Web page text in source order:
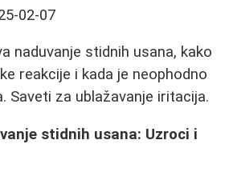
02-07
naduvanje stidnih usana, kako
reakcije i kada je neophodno
Saveti za ublažavanje iritacija.
stidnih usana: Uzroci i